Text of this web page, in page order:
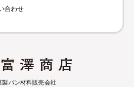
合わせ
製パン材料販売会社